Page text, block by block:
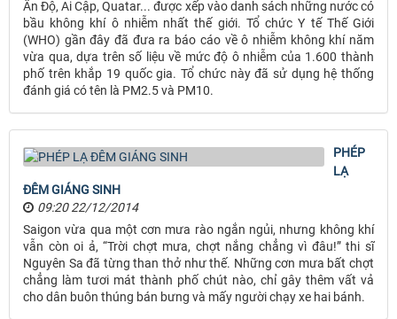
Ấn Độ, Ai Cập, Quatar... được xếp vào danh sách những nước có
bầu không khí ô nhiễm nhất thế giới. Tổ chức Y tế Thế Giới
(WHO) gần đây đã đưa ra báo cáo về ô nhiễm không khí năm
vừa qua, dựa trên số liệu về mức độ ô nhiễm của 1.600 thành
phố trên khắp 19 quốc gia. Tổ chức này đã sử dụng hệ thống
đánh giá có tên là PM2.5 và PM10.
PHÉP
LẠ
ĐÊM GIÁNG SINH
09:20 22/12/2014
Saigon vừa qua một cơn mưa rào ngắn ngủi, nhưng không khí
vẫn còn oi ả, “Trời chợt mưa, chợt nắng chẳng vì đâu!” thi sĩ
Nguyên Sa đã từng than thở như thế. Những cơn mưa bất chợt
chẳng làm tươi mát thành phố chút nào, chỉ gây thêm vất vả
cho dân buôn thúng bán bưng và mấy người chạy xe hai bánh.